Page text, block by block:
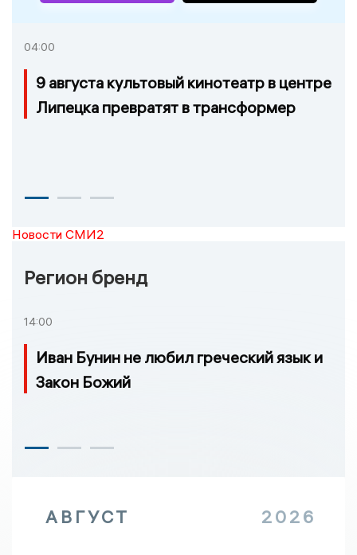
04:00
9 августа культовый кинотеатр в центре
Липецка превратят в трансформер
Новости СМИ2
Регион бренд
14:00
Иван Бунин не любил греческий язык и
Закон Божий
АВГУСТ 2026